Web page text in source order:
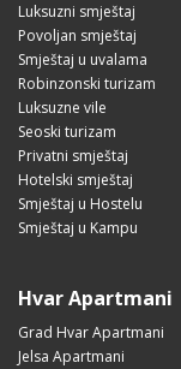
Luksuzni smještaj
Povoljan smještaj
Smještaj u uvalama
Robinzonski turizam
Luksuzne vile
Seoski turizam
Privatni smještaj
Hotelski smještaj
Smještaj u Hostelu
Smještaj u Kampu
Hvar Apartmani
Grad Hvar Apartmani
Jelsa Apartmani